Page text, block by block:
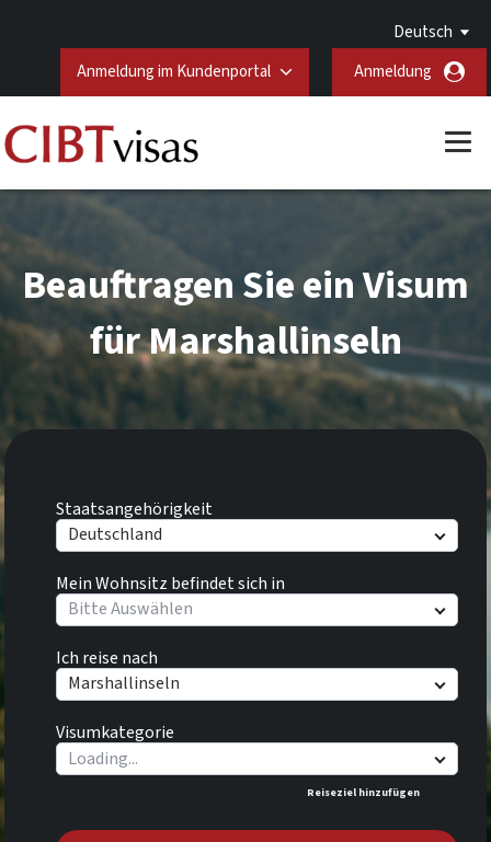
Deutsch
Anmeldung im Kundenportal
Anmeldung
Staatsangehörigkeit
Deutschland
Mein Wohnsitz befindet sich in
Bitte Auswählen
Ich reise nach
Marshallinseln
Visumkategorie
Reiseziel hinzufügen
Beauftragen Sie ein Visum
für Marshallinseln